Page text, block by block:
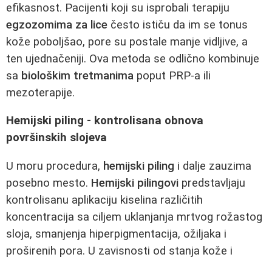
efikasnost. Pacijenti koji su isprobali terapiju
egzozomima za lice često ističu da im se tonus
kože poboljšao, pore su postale manje vidljive, a
ten ujednačeniji. Ova metoda se odlično kombinuje
sa biološkim tretmanima poput PRP-a ili
mezoterapije.
Hemijski piling - kontrolisana obnova
površinskih slojeva
U moru procedura, hemijski piling i dalje zauzima
posebno mesto. Hemijski pilingovi predstavljaju
kontrolisanu aplikaciju kiselina različitih
koncentracija sa ciljem uklanjanja mrtvog rožastog
sloja, smanjenja hiperpigmentacija, ožiljaka i
proširenih pora. U zavisnosti od stanja kože i